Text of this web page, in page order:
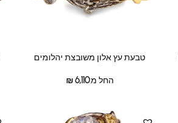
טבעת עץ אלון משובצת יהלומים
החל מ: ₪6,110